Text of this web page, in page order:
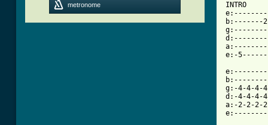
metronome
INTRO
b:-------
e:-
g:-4-4-
d:-4-4-4-
a:-2-2-2-